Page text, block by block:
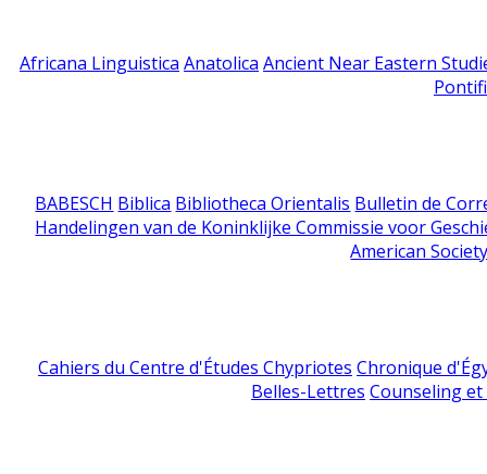
Africana Linguistica Anatolica Ancient Near Eastern
BABESCH Biblica Bibliotheca Orientalis Bulletin de
Handelingen van de Koninklijke Commissie voor
American
Cahiers du Centre d'Études Chypriotes Chronique
Belles-Lettres Counseling